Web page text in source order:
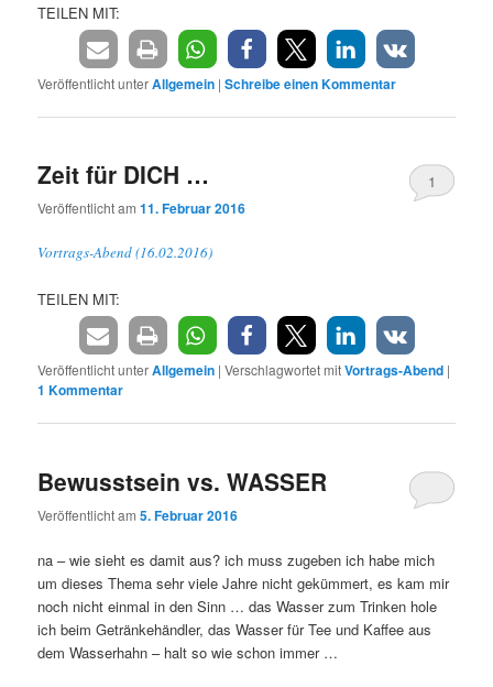
TEILEN MIT:
Veröffentlicht unterAllgemein |Schreibe einen Kommentar
Zeit für DICH …
Veröffentlicht am11. Februar 2016
1
Vortrags-Abend (16.02.2016)
TEILEN MIT:
Veröffentlicht unterAllgemein |Verschlagwortet mitVortrags-Abend |
1 Kommentar
Bewusstsein vs. WASSER
Veröffentlicht am5. Februar 2016
na – wie sieht es damit aus? ich muss zugeben ich habe mich
um dieses Thema sehr viele Jahre nicht gekümmert, es kam mir
noch nicht einmal in den Sinn … das Wasser zum Trinken hole
ich beim Getränkehändler, das Wasser für Tee und Kaffee aus
dem Wasserhahn – halt so wie schon immer …